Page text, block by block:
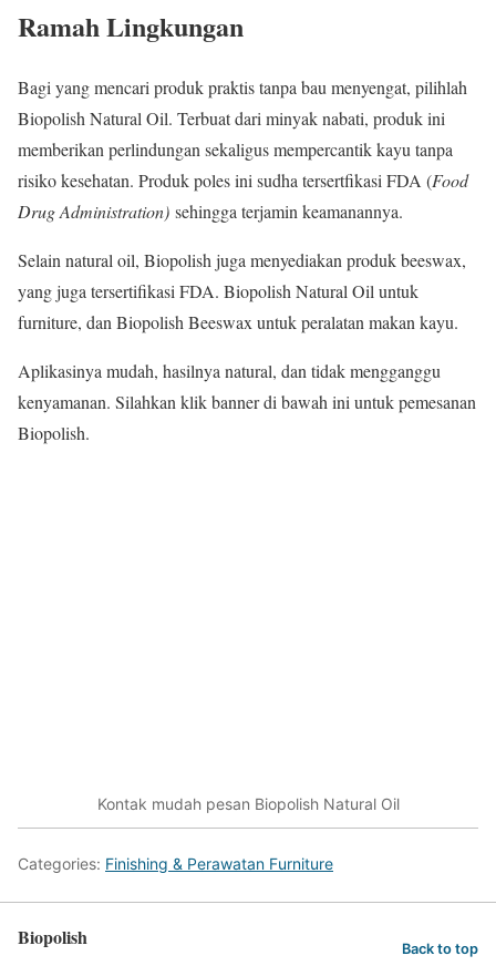
Ramah Lingkungan
Bagi yang mencari produk praktis tanpa bau menyengat, pilihlah
Biopolish Natural Oil. Terbuat dari minyak nabati, produk ini
memberikan perlindungan sekaligus mempercantik kayu tanpa
risiko kesehatan. Produk poles ini sudha tersertfikasi FDA (Food
Drug Administration) sehingga terjamin keamanannya.
Selain natural oil, Biopolish juga menyediakan produk beeswax,
yang juga tersertifikasi FDA. Biopolish Natural Oil untuk
furniture, dan Biopolish Beeswax untuk peralatan makan kayu.
Aplikasinya mudah, hasilnya natural, dan tidak mengganggu
kenyamanan. Silahkan klik banner di bawah ini untuk pemesanan
Biopolish.
Kontak mudah pesan Biopolish Natural Oil
Categories: Finishing & Perawatan Furniture
Biopolish Back to top